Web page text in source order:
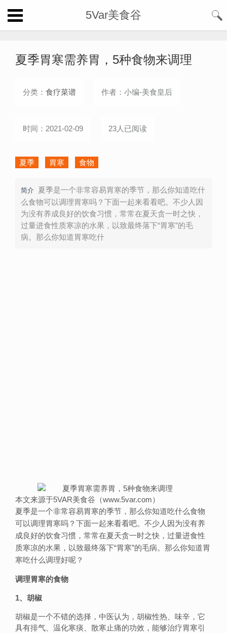
5Var美食谷
夏季胃寒需养胃，5种食物来调理
分类： 食疗菜谱 作者：小编-美食皇后
时间：2021-02-09 23人已阅读
夏季 胃寒 食物
简介
夏季是一个非常容易胃寒的季节，那么你知道吃什
么食物可以调理胃寒吗？下面一起来看看吧。不少人因
为没有养成良好的饮食习惯，常常在夏天贪一时之快，
过量进食性质寒凉的水果，以致最终落下“胃寒”的毛
病。那么你知道胃寒吃什
本文来源于5VAR美食谷（www.5var.com）
夏季是一个非常容易胃寒的季节，那么你知道吃什么食物
可以调理胃寒吗？下面一起来看看吧。不少人因为没有养
成良好的饮食习惯，常常在夏天贪一时之快，过量进食性
质寒凉的水果，以致最终落下“胃寒”的毛病。那么你知道胃
寒吃什么调理好呢？
调理胃寒的食物
1、胡椒
胡椒是一个不错的选择，中医认为，胡椒性热、味辛，它
具有排气、温化寒痰、散寒止痛的功效，能够治疗胃寒引